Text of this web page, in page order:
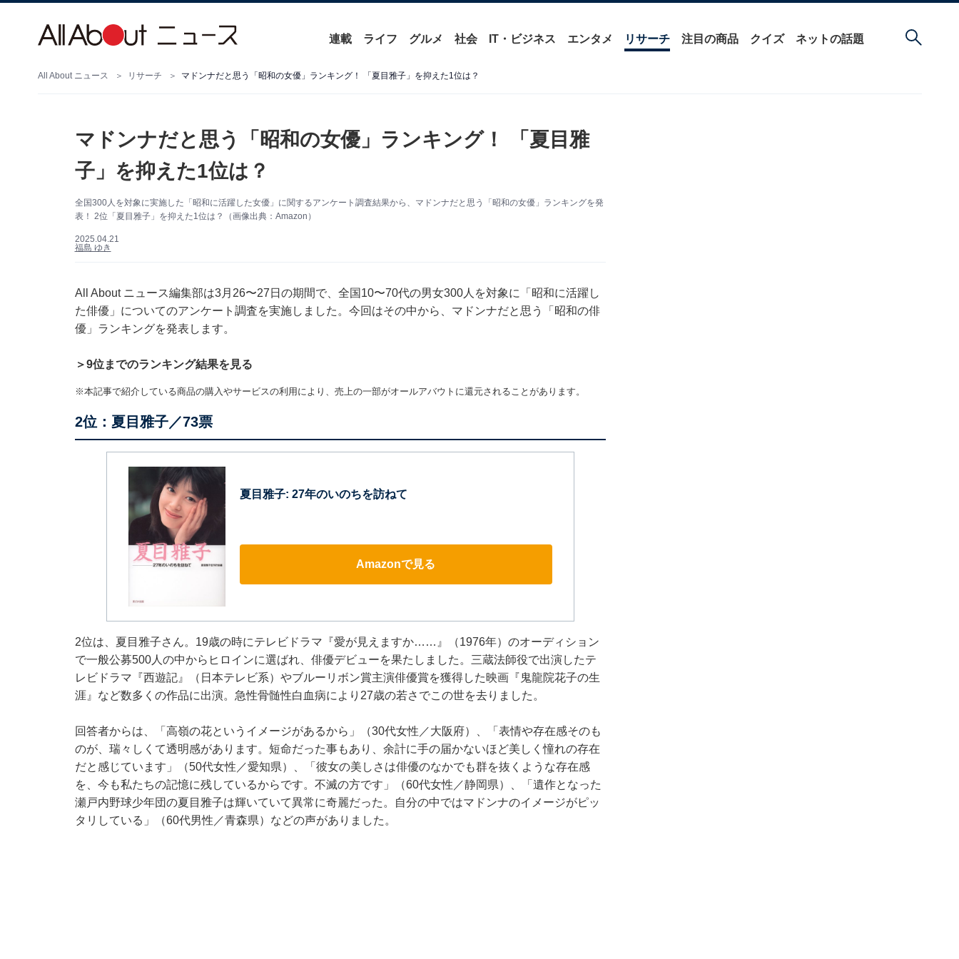
連載 ライフ グルメ 社会 IT・ビジネス エンタメ リサーチ 注目の商品 クイズ ネットの話題
All About ニュース リサーチ マドンナだと思う「昭和の女優」ランキング！ 「夏目雅子」を抑えた1位は？
マドンナだと思う「昭和の女優」ランキング！ 「夏目雅
子」を抑えた1位は？
全国300人を対象に実施した「昭和に活躍した女優」に関するアンケート調査結果から、マドンナだと思う「昭和の女優」ランキングを発
表！ 2位「夏目雅子」を抑えた1位は？（画像出典：Amazon）
2025.04.21
福島 ゆき
All About ニュース編集部は3月26〜27日の期間で、全国10〜70代の男女300人を対象に「昭和に活躍し
た俳優」についてのアンケート調査を実施しました。今回はその中から、マドンナだと思う「昭和の俳
優」ランキングを発表します。
＞9位までのランキング結果を見る
※本記事で紹介している商品の購入やサービスの利用により、売上の一部がオールアバウトに還元されることがあります。
2位：夏目雅子／73票
夏目雅子: 27年のいのちを訪ねて
Amazonで見る
2位は、夏目雅子さん。19歳の時にテレビドラマ『愛が見えますか……』（1976年）のオーディション
で一般公募500人の中からヒロインに選ばれ、俳優デビューを果たしました。三蔵法師役で出演したテ
レビドラマ『西遊記』（日本テレビ系）やブルーリボン賞主演俳優賞を獲得した映画『鬼龍院花子の生
涯』など数多くの作品に出演。急性骨髄性白血病により27歳の若さでこの世を去りました。
回答者からは、「高嶺の花というイメージがあるから」（30代女性／大阪府）、「表情や存在感そのも
のが、瑞々しくて透明感があります。短命だった事もあり、余計に手の届かないほど美しく憧れの存在
だと感じています」（50代女性／愛知県）、「彼女の美しさは俳優のなかでも群を抜くような存在感
を、今も私たちの記憶に残しているからです。不滅の方です」（60代女性／静岡県）、「遺作となった
瀬戸内野球少年団の夏目雅子は輝いていて異常に奇麗だった。自分の中ではマドンナのイメージがピッ
タリしている」（60代男性／青森県）などの声がありました。